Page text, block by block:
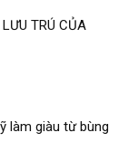
TRÚ CỦA
làm giàu từ bùng